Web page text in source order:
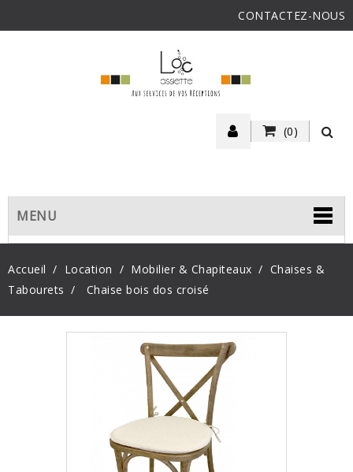
CONTACTEZ-NOUS
(0)
MENU
Accueil Location Mobilier & Chapiteaux
Chaises &
Tabourets
Chaise bois dos croisé